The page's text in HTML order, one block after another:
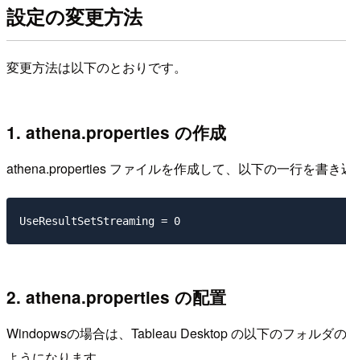
設定の変更方法
変更方法は以下のとおりです。
1. athena.properties の作成
athena.properties ファイルを作成して、以下の一行を書
2. athena.properties の配置
Windopwsの場合は、Tableau Desktop の以下のフォルダ